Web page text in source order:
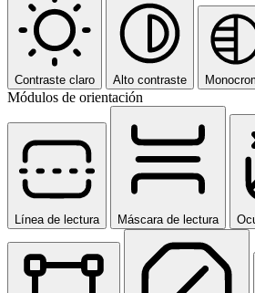
Contraste claro Alto contraste
Módulos de orientación
Línea de lectura Máscara de lectura